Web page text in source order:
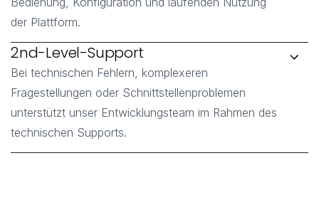
der Plattform.
2nd-Level-Support
Bei technischen Fehlern, komplexeren
Fragestellungen oder Schnittstellenproblemen
unterstützt unser Entwicklungsteam im Rahmen des
technischen Supports.